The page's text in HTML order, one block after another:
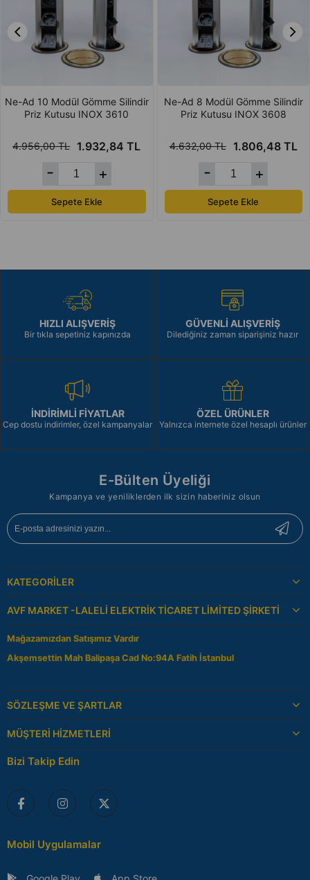
yükseklik:72mm
Ne-Ad 10 Modül Gömme Silindir
Priz Kutusu INOX 3610
1.932,84 TL
4.956,00 TL
Sepete Ekle
Ne-Ad 8 Modül Gömme Silindir
Priz Kutusu INOX 3608
1.806,48 TL
4.632,00 TL
Sepete Ekle
HIZLI ALIŞVERİŞ
Bir tıkla sepetiniz kapınızda
GÜVENLİ ALIŞVERİŞ
Dilediğiniz zaman siparişiniz hazır
İNDİRİMLİ FİYATLAR
Cep dostu indirimler, özel kampanyalar
ÖZEL ÜRÜNLER
Yalnızca internete özel hesaplı ürünler
E-Bülten Üyeliği
Kampanya ve yeniliklerden ilk sizin haberiniz olsun
KATEGORILER
AVF MARKET -LALELI ELEKTRIK TICARET LIMITED ŞIRKETI
Mağazamızdan Satışımız Vardır
Akşemsettin Mah Balipaşa Cad No:94A Fatih İstanbul
SÖZLEŞME VE ŞARTLAR
MÜŞTERI HIZMETLERI
Bizi Takip Edin
Mobil Uygulamalar